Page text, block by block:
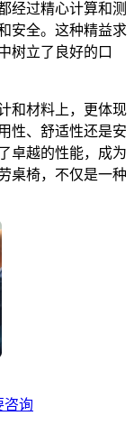
经过精心计算和测
安全。这种精益求
树立了良好的口
和材料上，更体现
性、舒适性还是安
卓越的性能，成为
桌椅，不仅是一种
咨询